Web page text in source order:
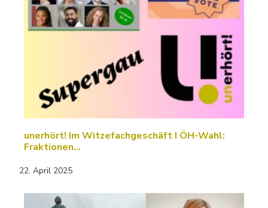
unerhört! Im Witzefachgeschäft I ÖH-Wahl:
Fraktionen…
22. April 2025